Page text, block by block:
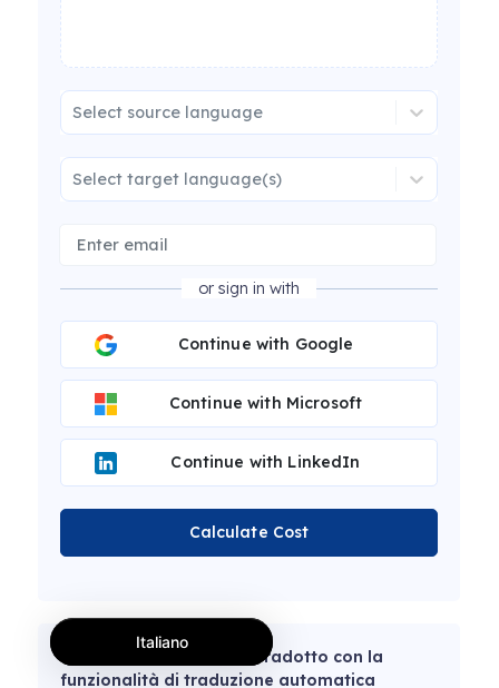
Select source language
Select target language(s)
or sign in with
Continue with Google
Continue with Microsoft
Continue with LinkedIn
Calculate Cost
Questo articolo è stato tradotto con la
funzionalità di traduzione automatica
Italiano